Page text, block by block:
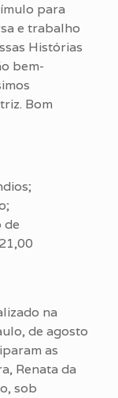
para
e trabalho
Histórias
bem-
Bom
de
na
de agosto
as
Renata da
sob